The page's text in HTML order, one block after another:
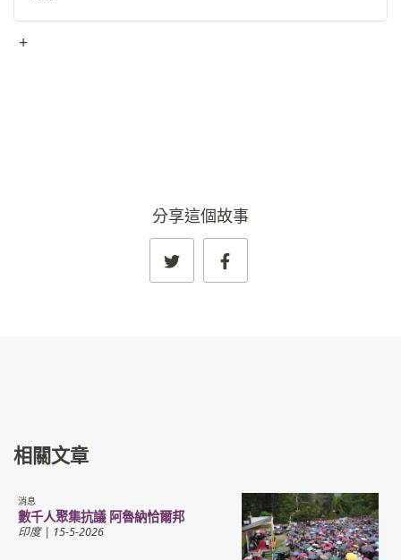
+
分享這個故事
相關文章
消息
數千人聚集抗議 阿魯納恰爾邦
印度| 15-5-2026